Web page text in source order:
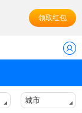
领取红包
城市